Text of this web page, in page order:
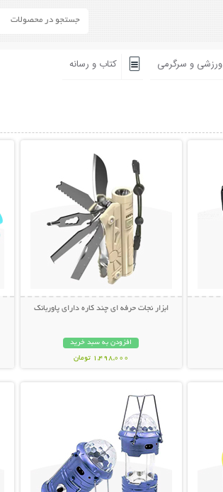
ورزشی و سرگرمی کتاب و رسانه
ابزار نجات حرفه ای چند کاره دارای پاوربانک
افزودن به سبد خرید
1,498,000 تومان